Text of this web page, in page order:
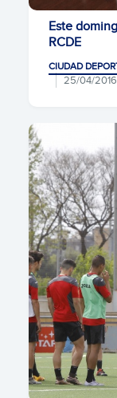
Este
RCDE
CIUDAD
25/04/2016